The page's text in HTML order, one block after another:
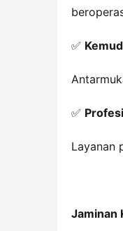
✅
✅
Layanan
Jaminan